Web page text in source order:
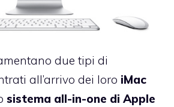
due tipi di
all’arrivo dei loro iMac
sistema all-in-one di Apple